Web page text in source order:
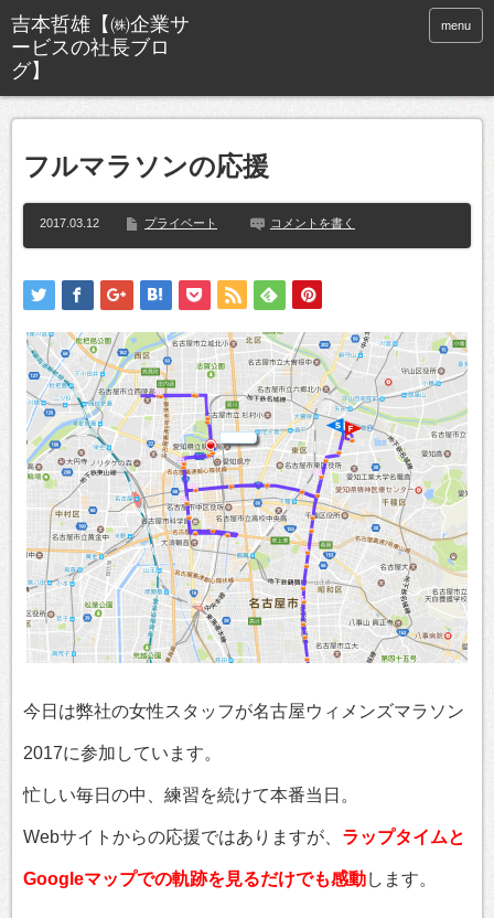
menu
フルマラソンの応援
2017.03.12 プライベート コメントを書く
今日は弊社の女性スタッフが名古屋ウィメンズマラソン
2017に参加しています。
忙しい毎日の中、練習を続けて本番当日。
Webサイトからの応援ではありますが、 ラップタイムと
Googleマップでの軌跡を見るだけでも感動します。